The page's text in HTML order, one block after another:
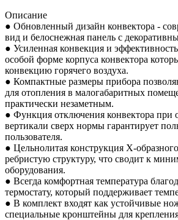
Описание
● Обновленный дизайн конвектора -
вид и белоснежная панель с
● Усиленная конвекция и
особой форме корпуса конвектора
конвекцию горячего воздуха.
● Компактные размеры прибора
для отопления в малогабаритных
практически незаметным.
● Функция отключения конвектора при
вертикали сверх нормы гарантирует
пользователя.
● Цельнолитая конструкция Х-
ребристую структуру, что сводит к
оборудования.
● Всегда комфортная температура
термостату, который поддерживает
● В комплект входят как устойчивые
специальные кронштейны для